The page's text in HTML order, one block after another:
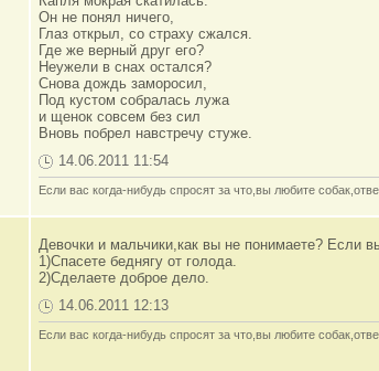
Он не понял ничего,
Глаз открыл, со страху сжался.
Где же верный друг его?
Неужели в снах остался?
Снова дождь заморосил,
Под кустом собралась лужа
и щенок совсем без сил
Вновь побрел навстречу стуже.
14.06.2011 11:54
Если вас когда-нибудь спросят за что,вы любите
Девочки и мальчики,как вы не понимаете? Если
1)Спасете беднягу от голода.
2)Сделаете доброе дело.
14.06.2011 12:13
Если вас когда-нибудь спросят за что,вы любите